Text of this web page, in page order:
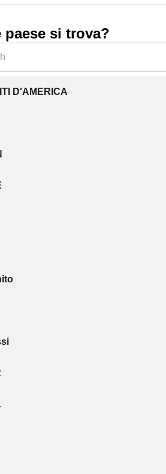
paese si trova?
D'AMERICA